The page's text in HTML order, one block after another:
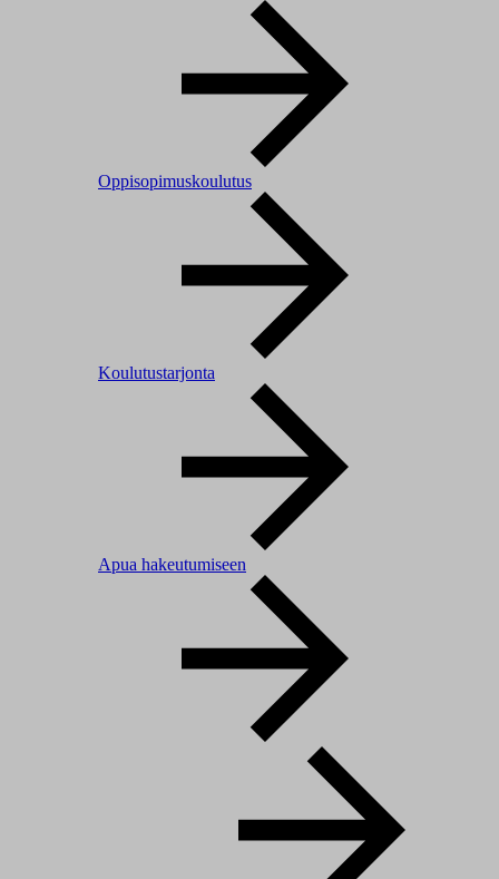
Oppisopimuskoulutus
Koulutustarjonta
Apua hakeutumiseen